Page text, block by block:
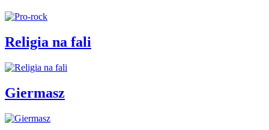
Religia na fali
Giermasz